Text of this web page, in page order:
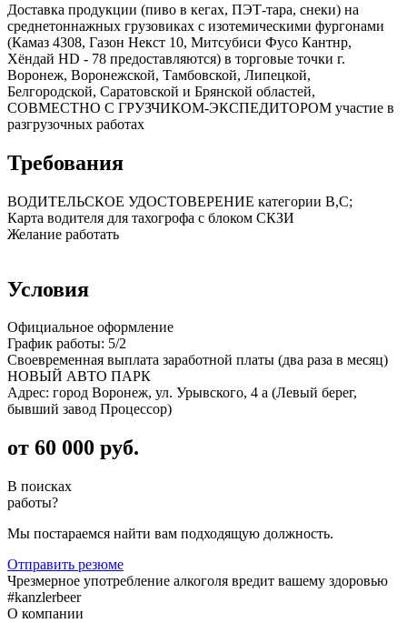
Доставка продукции (пиво в кегах, ПЭТ-тара, снеки) на
среднетоннажных грузовиках с изотемическими фургонами
(Камаз 4308, Газон Некст 10, Митсубиси Фусо Кантнр,
Хёндай HD - 78 предоставляются) в торговые точки г.
Воронеж, Воронежской, Тамбовской, Липецкой,
Белгородской, Саратовской и Брянской областей,
СОВМЕСТНО С ГРУЗЧИКОМ-ЭКСПЕДИТОРОМ участие в
разгрузочных работах
Требования
ВОДИТЕЛЬСКОЕ УДОСТОВЕРЕНИЕ категории В,С;
Карта водителя для тахогрофа с блоком СКЗИ
Желание работать
Условия
Официальное оформление
График работы: 5/2
Своевременная выплата заработной платы (два раза в месяц)
НОВЫЙ АВТО ПАРК
Адрес: город Воронеж, ул. Урывского, 4 а (Левый берег,
бывший завод Процессор)
от 60 000 руб.
В поисках
работы?
Мы постараемся найти вам подходящую должность.
Отправить резюме
Чрезмерное употребление алкоголя вредит вашему здоровью
#kanzlerbeer
О компании